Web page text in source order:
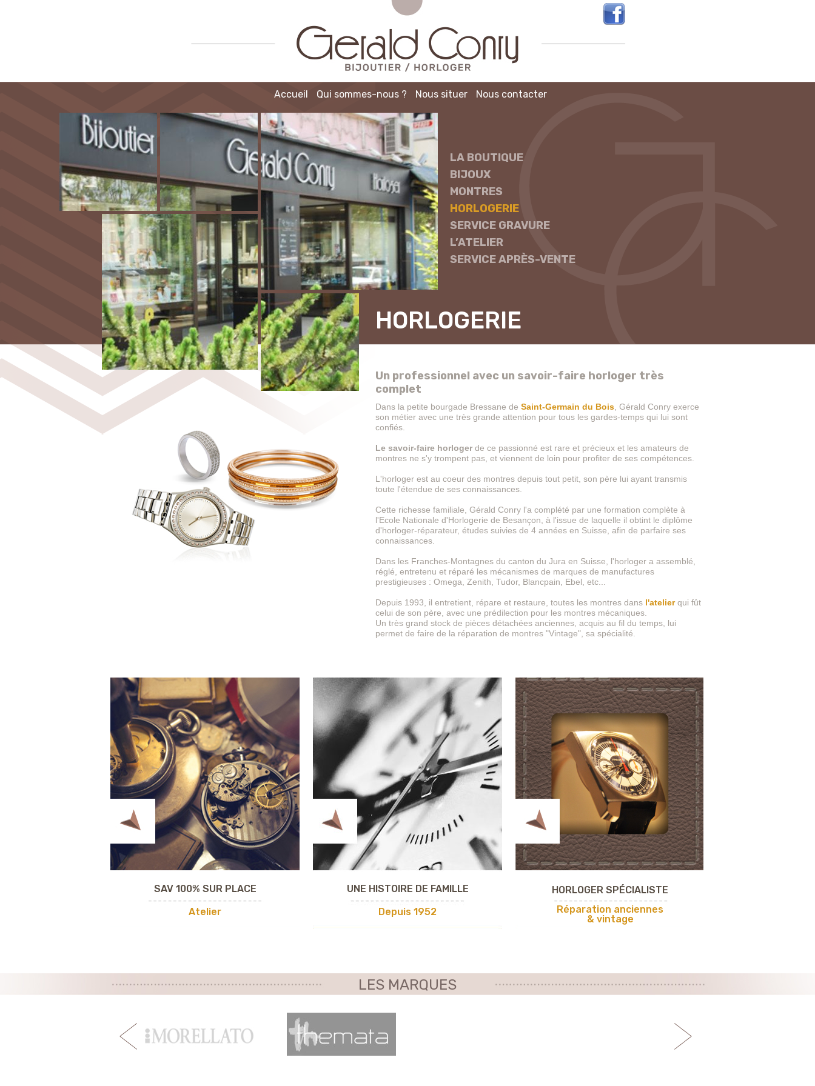
Accueil Qui sommes-nous ? Nous situer Nous contacter
LA BOUTIQUE
BIJOUX
MONTRES
HORLOGERIE
SERVICE GRAVURE
L’ATELIER
SERVICE APRÈS-VENTE
HORLOGERIE
Un professionnel avec un savoir-faire horloger très
complet
Dans la petite bourgade Bressane de Saint-Germain du Bois , Gérald Conry exerce
son métier avec une très grande attention pour tous les gardes-temps qui lui sont
confiés.
Le savoir-faire horloger de ce passionné est rare et précieux et les amateurs de
montres ne s'y trompent pas, et viennent de loin pour profiter de ses compétences.
L'horloger est au coeur des montres depuis tout petit, son père lui ayant transmis
toute l'étendue de ses connaissances.
Cette richesse familiale, Gérald Conry l'a complété par une formation complète à
l'Ecole Nationale d'Horlogerie de Besançon, à l'issue de laquelle il obtint le diplôme
d'horloger-réparateur, études suivies de 4 années en Suisse, afin de parfaire ses
connaissances.
Dans les Franches-Montagnes du canton du Jura en Suisse, l'horloger a assemblé,
réglé, entretenu et réparé les mécanismes de marques de manufactures
prestigieuses : Omega, Zenith, Tudor, Blancpain, Ebel, etc...
Depuis 1993, il entretient, répare et restaure, toutes les montres dans l'atelierqui fût
celui de son père, avec une prédilection pour les montres mécaniques.
Un très grand stock de pièces détachées anciennes, acquis au fil du temps, lui
permet de faire de la réparation de montres "Vintage", sa spécialité.
SAV 100% SUR PLACE
Atelier
UNE HISTOIRE DE FAMILLE
Depuis 1952
HORLOGER SPÉCIALISTE
space
Réparation anciennes
& vintage
LES MARQUES